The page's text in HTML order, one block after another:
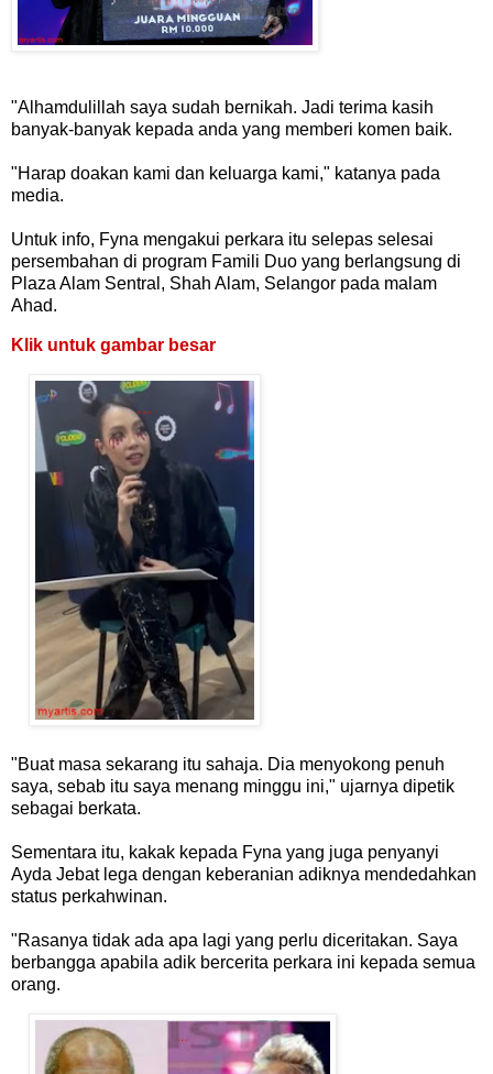
"Alhamdulillah saya sudah bernikah. Jadi terima kasih
banyak-banyak kepada anda yang memberi komen baik.
"Harap doakan kami dan keluarga kami," katanya pada
media.
Untuk info, Fyna mengakui perkara itu selepas selesai
persembahan di program Famili Duo yang berlangsung di
Plaza Alam Sentral, Shah Alam, Selangor pada malam
Ahad.
Klik untuk gambar besar
"Buat masa sekarang itu sahaja. Dia menyokong penuh
saya, sebab itu saya menang minggu ini," ujarnya dipetik
sebagai berkata.
Sementara itu, kakak kepada Fyna yang juga penyanyi
Ayda Jebat lega dengan keberanian adiknya mendedahkan
status perkahwinan.
"Rasanya tidak ada apa lagi yang perlu diceritakan. Saya
berbangga apabila adik bercerita perkara ini kepada semua
orang.